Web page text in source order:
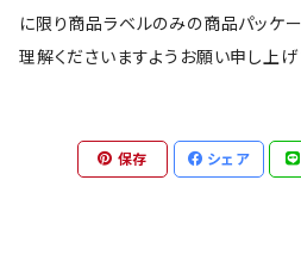
YOKOMO DIB
YOKOMO YD-4MR
シム
アクセサリー
汎用パーツ
に限り商品ラベルのみの商品パッケ
理解くださいますようお願い申し上げ
保存 シェア